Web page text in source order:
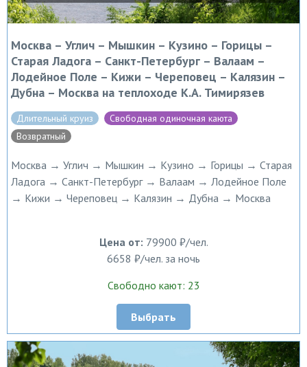
Москва – Углич – Мышкин – Кузино – Горицы –
Старая Ладога – Санкт-Петербург – Валаам –
Лодейное Поле – Кижи – Череповец – Калязин –
Дубна – Москва на теплоходе К.А. Тимирязев
Длительный круиз
Свободная одиночная каюта
Возвратный
Москва → Углич → Мышкин → Кузино → Горицы → Старая
Ладога → Санкт-Петербург → Валаам → Лодейное Поле
→ Кижи → Череповец → Калязин → Дубна → Москва
Цена от: 79900 ₽/чел.
6658 ₽/чел. за ночь
Свободно кают: 23
Выбрать